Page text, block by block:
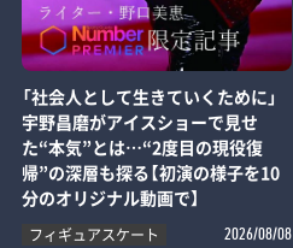
「社会人として生きていくために」
宇野昌磨がアイスショーで見せ
た“本気”とは…“2度目の現役復
帰”の深層も探る【初演の様子を10
分のオリジナル動画で】
フィギュアスケート 2026/08/08